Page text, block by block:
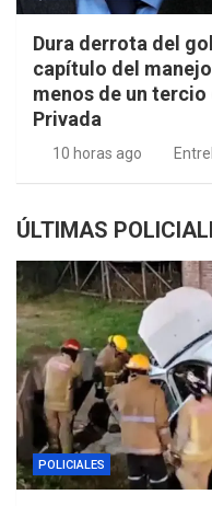
Dura derrota del
capítulo del
menos de un tercio
Privada
10 horas ago
ÚLTIMAS
POLICIALES